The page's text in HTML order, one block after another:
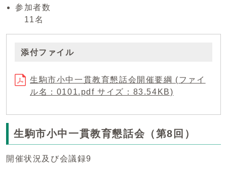
参加者数
11名
添付ファイル
生駒市小中一貫教育懇話会開催要綱 (ファイ
ル名：0101.pdf サイズ：83.54KB)
生駒市小中一貫教育懇話会（第8回）
開催状況及び会議録9